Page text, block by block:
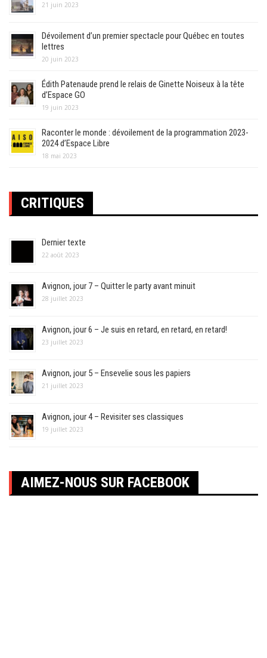
21 juin 2023
Dévoilement d’un premier spectacle pour Québec en toutes
lettres
20 juin 2023
Édith Patenaude prend le relais de Ginette Noiseux à la tête
d’Espace GO
19 juin 2023
Raconter le monde : dévoilement de la programmation 2023-
2024 d’Espace Libre
18 mai 2023
CRITIQUES
Dernier texte
22 août 2023
Avignon, jour 7 – Quitter le party avant minuit
28 juillet 2023
Avignon, jour 6 – Je suis en retard, en retard, en retard!
23 juillet 2023
Avignon, jour 5 – Ensevelie sous les papiers
21 juillet 2023
Avignon, jour 4 – Revisiter ses classiques
19 juillet 2023
AIMEZ-NOUS SUR FACEBOOK